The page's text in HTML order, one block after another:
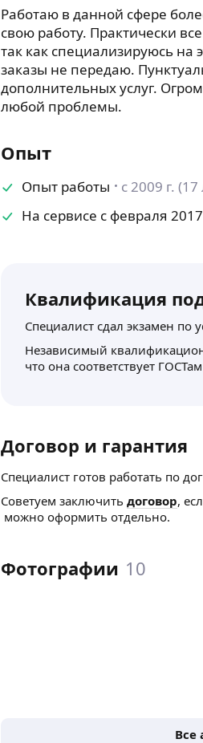
Работаю в данной сфере
свою работу. Практически
так как специализируюсь
заказы не передаю.
дополнительных услуг.
любой проблемы.
Опыт
Опыт работы
с 2009 г. (17
На сервисе с февраля 2017
Квалификация
Специалист сдал экзамен по
Независимый
что она соответствует
Договор и гарантия
Специалист готов работать по
Советуем заключитьдоговор,
можно оформить отдельно.
Фотографии 10
Все